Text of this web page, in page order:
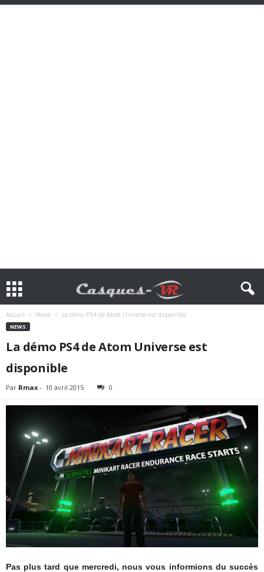
Accueil News La démo PS4 de Atom Universe est disponible
NEWS
La démo PS4 de Atom Universe est
disponible
Par Rmax - 10 avril 2015 0
Pas plus tard que mercredi, nous vous informions du succès